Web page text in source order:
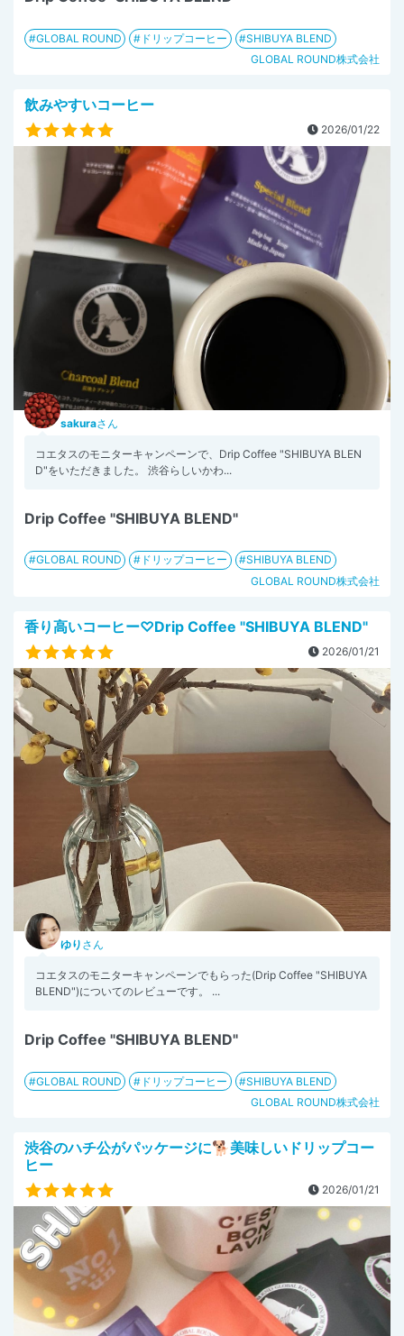
GLOBAL ROUND ドリップコーヒー
SHIBUYA BLEND
GLOBAL ROUND株式会社
飲みやすいコーヒー
2026/01/22
sakuraさん
コエタスのモニターキャンペーンで、Drip Coffee "SHIBUYA BLEN
D"をいただきました。 渋谷らしいかわ...
Drip Coffee "SHIBUYA BLEND"
GLOBAL ROUND ドリップコーヒー
SHIBUYA BLEND
GLOBAL ROUND株式会社
香り高いコーヒー♡Drip Coffee "SHIBUYA BLEND"
2026/01/21
ゆり さん
コエタスのモニターキャンペーンでもらった(Drip Coffee "SHIBUYA
BLEND")についてのレビューです。 ...
Drip Coffee "SHIBUYA BLEND"
GLOBAL ROUND ドリップコーヒー
SHIBUYA BLEND
GLOBAL ROUND株式会社
渋谷のハチ公がパッケージに🐕美味しいドリップコー
ヒー
2026/01/21